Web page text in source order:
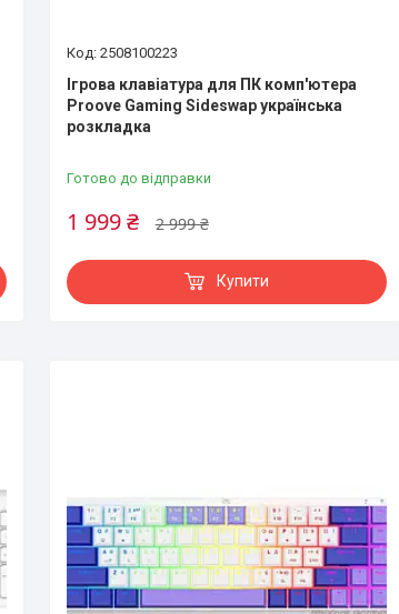
2508100223
Ігрова клавіатура для ПК комп'ютера
Proove Gaming Sideswap українська
розкладка
Готово до відправки
2 999 ₴
1 999 ₴
Купити